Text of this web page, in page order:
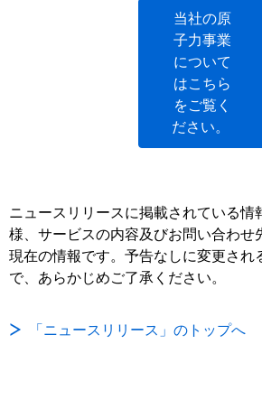
当社の原
子力事業
について
はこちら
をご覧く
ださい。
ニュースリリースに掲載されている情
様、サービスの内容及びお問い合わせ
現在の情報です。予告なしに変更され
で、あらかじめご了承ください。
「ニュースリリース」のトップへ